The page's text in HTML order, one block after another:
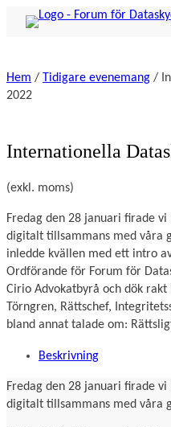
Hoppa
Hem / Tidigare evenemang /
2022
Internationella
(exkl. moms)
Fredag den 28 januari firade
digitalt tillsammans med våra
inledde kvällen med ett intro
Ordförande för Forum för
Cirio Advokatbyrå och dök
Törngren, Rättschef,
bland annat talade om:
Beskrivning
Fredag den 28 januari firade
digitalt tillsammans med våra